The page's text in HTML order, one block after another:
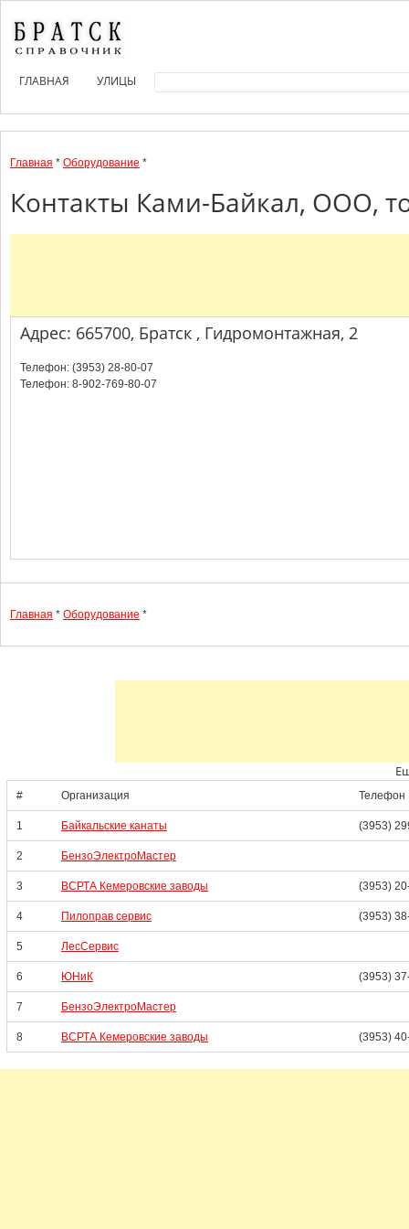
ГЛАВНАЯ УЛИЦЫ
Главная * Оборудование *
Контакты Ками-Байкал, ООО,
Адрес: 665700, Братск , Гидромонтажная, 2
Телефон: (3953) 28-80-07
Телефон: 8-902-769-80-07
Главная * Оборудование *
# Организация Телефон
1 Байкальские канаты (3953)
2 БензоЭлектроМастер
3 ВСРТА Кемеровские заводы (3953)
4 Пилоправ сервис (3953)
5 ЛесСервис
6 ЮНиК (3953)
7 БензоЭлектроМастер
8 ВСРТА Кемеровские заводы (3953)